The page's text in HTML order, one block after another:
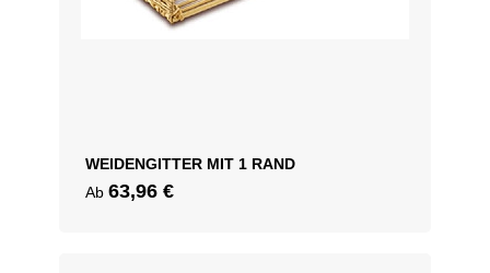
WEIDENGITTER MIT 1 RAND
Ab 63,96 €